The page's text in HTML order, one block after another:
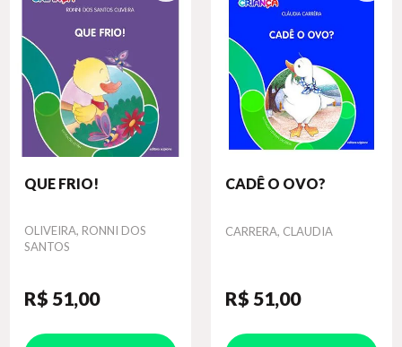
QUE FRIO!
Autor
OLIVEIRA, RONNI DOS
SANTOS
R$ 51,00
CADÊ O OVO?
Autor
CARRERA, CLAUDIA
R$ 51,00